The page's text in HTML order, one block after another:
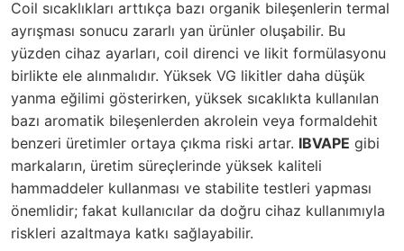
Coil sıcaklıkları arttıkça bazı organik bileşenlerin termal
ayrışması sonucu zararlı yan ürünler oluşabilir. Bu
yüzden cihaz ayarları, coil direnci ve likit formülasyonu
birlikte ele alınmalıdır. Yüksek VG likitler daha düşük
yanma eğilimi gösterirken, yüksek sıcaklıkta kullanılan
bazı aromatik bileşenlerden akrolein veya formaldehit
benzeri üretimler ortaya çıkma riski artar. IBVAPE gibi
markaların, üretim süreçlerinde yüksek kaliteli
hammaddeler kullanması ve stabilite testleri yapması
önemlidir; fakat kullanıcılar da doğru cihaz kullanımıyla
riskleri azaltmaya katkı sağlayabilir.